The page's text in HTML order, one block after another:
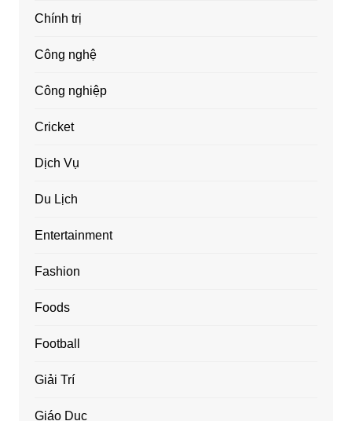
Chính trị
Công nghệ
Công nghiệp
Cricket
Dịch Vụ
Du Lịch
Entertainment
Fashion
Foods
Football
Giải Trí
Giáo Dục